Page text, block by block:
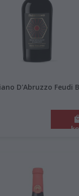
D'Abruzzo Feudi